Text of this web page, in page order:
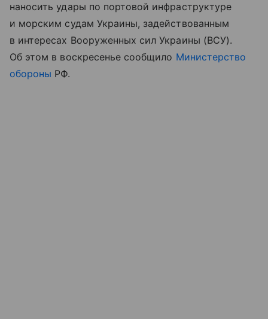
наносить удары по портовой инфраструктуре
и морским судам Украины, задействованным
в интересах Вооруженных сил Украины (ВСУ).
Об этом в воскресенье сообщило Министерство
обороны РФ.